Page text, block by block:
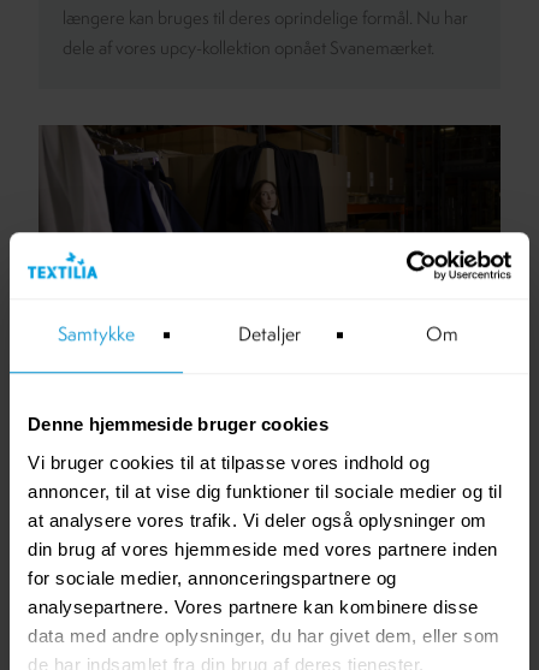
Samtykke Detaljer Om
Denne hjemmeside bruger cookies
Vi bruger cookies til at tilpasse vores indhold og
annoncer, til at vise dig funktioner til sociale medier og til
at analysere vores trafik. Vi deler også oplysninger om
din brug af vores hjemmeside med vores partnere inden
for sociale medier, annonceringspartnere og
analysepartnere. Vores partnere kan kombinere disse
data med andre oplysninger, du har givet dem, eller som
de har indsamlet fra din brug af deres tjenester.
længere kan bruges til deres oprindelige formål. Nu har
dele af vores upcy-kollektion opnået Svanemærket.
7. MAY 2026
Børsen Bæredygtig